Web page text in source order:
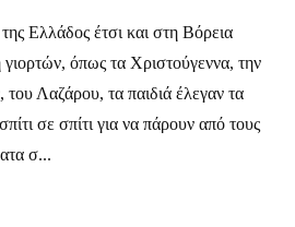
Ελλάδος έτσι και στη Βόρεια
όπως τα Χριστούγεννα, την
Λαζάρου, τα παιδιά έλεγαν τα
σε σπίτι για να πάρουν από τους
σ...